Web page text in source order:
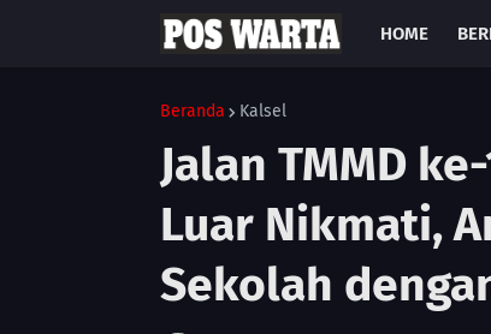
HOME
Beranda Kalsel
Jalan TMMD
Luar Nikmati,
Sekolah